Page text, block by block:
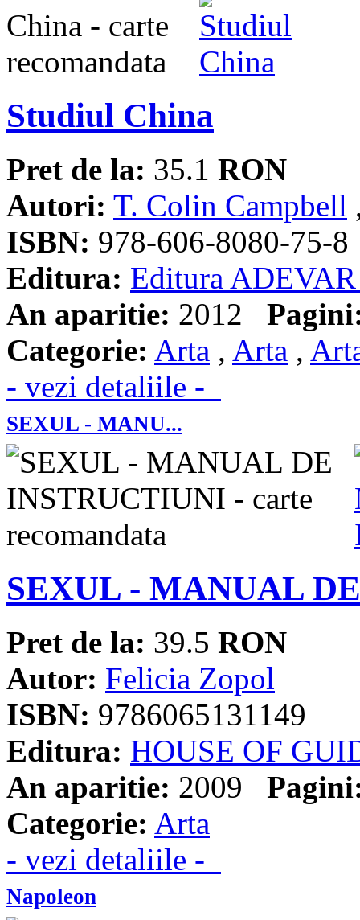
Studiul China
Pret de la: 35.1 RON
Autori: T. Colin Campbell
ISBN: 978-606-8080-75-8
Editura: Editura
An aparitie: 2012
Categorie: Arta , Arta ,
- vezi detaliile -
SEXUL - MANU...
SEXUL - MANUAL
Pret de la: 39.5 RON
Autor: Felicia Zopol
ISBN: 9786065131149
Editura: HOUSE OF
An aparitie: 2009
Categorie: Arta
- vezi detaliile -
Napoleon